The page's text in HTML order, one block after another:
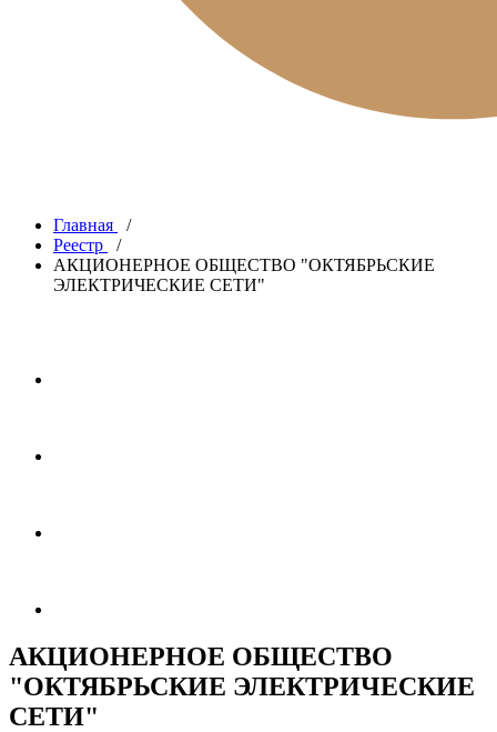
Главная
/
Реестр
/
АКЦИОНЕРНОЕ ОБЩЕСТВО "ОКТЯБРЬСКИЕ
ЭЛЕКТРИЧЕСКИЕ СЕТИ"
АКЦИОНЕРНОЕ ОБЩЕСТВО
"ОКТЯБРЬСКИЕ ЭЛЕКТРИЧЕСКИЕ
СЕТИ"